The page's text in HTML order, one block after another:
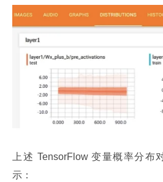
上述 TensorFlow 变量概率分
示：